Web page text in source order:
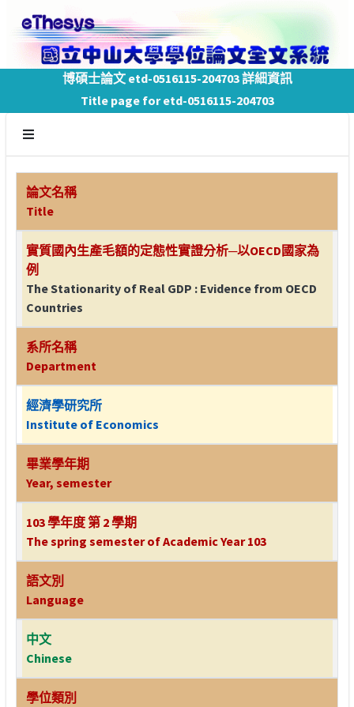
博碩士論文 etd-0516115-204703 詳細資訊
Title page for etd-0516115-204703
論文名稱
Title
實質國內生產毛額的定態性實證分析─以OECD國家為
例
The Stationarity of Real GDP : Evidence from OECD
Countries
系所名稱
Department
經濟學研究所
Institute of Economics
畢業學年期
Year, semester
103 學年度 第 2 學期
The spring semester of Academic Year 103
語文別
Language
中文
Chinese
學位類別